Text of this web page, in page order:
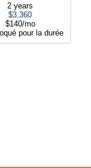
2 years
$3,360
$140/mo
pour la durée